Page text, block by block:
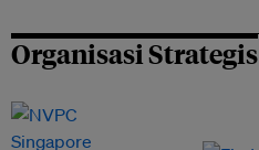
Organisasi Strategis